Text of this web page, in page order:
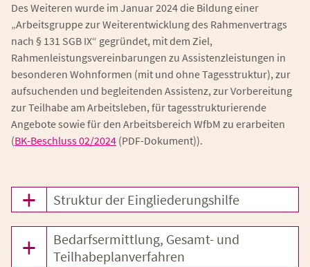
Des Weiteren wurde im Januar 2024 die Bildung einer
„Arbeitsgruppe zur Weiterentwicklung des Rahmenvertrags
nach § 131 SGB IX“ gegründet, mit dem Ziel,
Rahmenleistungsvereinbarungen zu Assistenzleistungen in
besonderen Wohnformen (mit und ohne Tagesstruktur), zur
aufsuchenden und begleitenden Assistenz, zur Vorbereitung
zur Teilhabe am Arbeitsleben, für tagesstrukturierende
Angebote sowie für den Arbeitsbereich WfbM zu erarbeiten
(BK-Beschluss 02/2024 (PDF-Dokument)).
Struktur der Eingliederungshilfe
Bedarfsermittlung, Gesamt- und
Teilhabeplanverfahren